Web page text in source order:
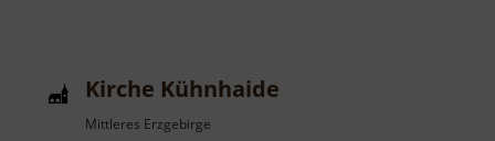
Kirche Kühnhaide
Mittleres Erzgebirge